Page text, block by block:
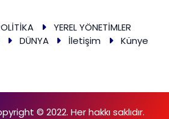
YEREL YÖNETİMLER
DÜNYA İletişim
Künye
© 2022. Her hakkı saklıdır.